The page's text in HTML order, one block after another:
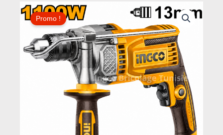
Promo !
prix
initial
était :
145,000 د.ت.
Le
prix
actuel
est :
quantité
de
Perceuse
à
percussion